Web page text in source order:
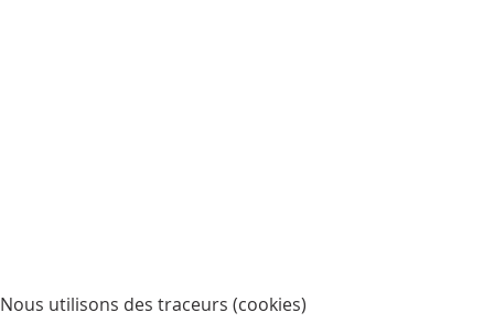
Nous utilisons des traceurs (cookies)